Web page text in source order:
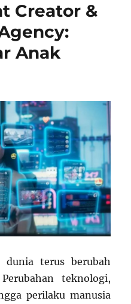
Creator &
Anak
terus berubah
teknologi,
perilaku manusia